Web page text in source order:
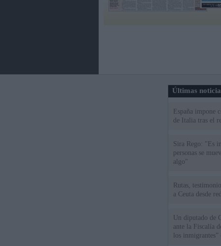
Últimas
España impone
de Italia tras el
Sira Rego: "Es
personas se
algo"
Rutas,
a Ceuta desde
Un diputado de
ante la Fiscalía
los inmigrantes”